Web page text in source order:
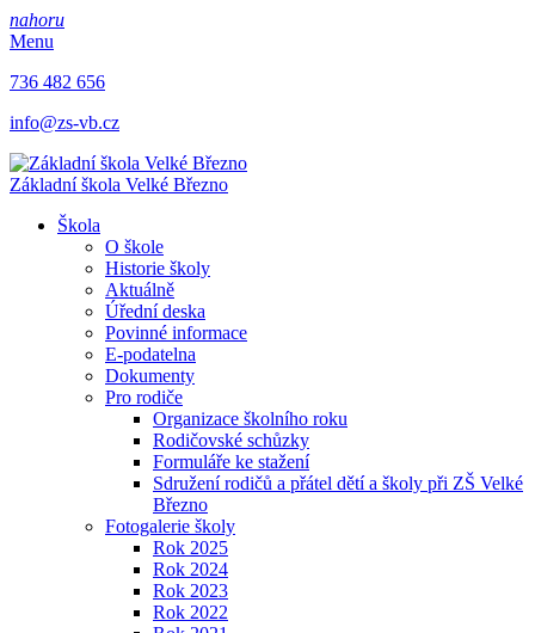
nahoru
Menu
736 482 656
info@zs-vb.cz
Základní škola Velké Březno
Škola
O škole
Historie školy
Aktuálně
Úřední deska
Povinné informace
E-podatelna
Dokumenty
Pro rodiče
Organizace školního roku
Rodičovské schůzky
Formuláře ke stažení
Sdružení rodičů a přátel dětí a školy při ZŠ Velké
Březno
Fotogalerie školy
Rok 2025
Rok 2024
Rok 2023
Rok 2022